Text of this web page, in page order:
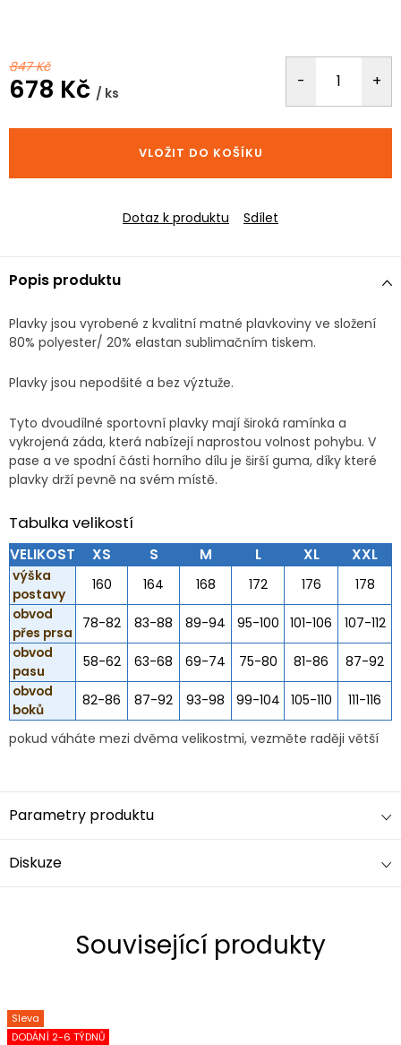
847 Kč
678 Kč / ks
cena:
VLOŽIT DO KOŠÍKU
Dotaz k produktu Sdílet
Popis produktu
Plavky jsou vyrobené z kvalitní matné plavkoviny ve složení
80% polyester/ 20% elastan sublimačním tiskem.
Plavky jsou nepodšité a bez výztuže.
Tyto dvoudílné sportovní plavky mají široká ramínka a
vykrojená záda, která nabízejí naprostou volnost pohybu. V
pase a ve spodní části horního dílu je širší guma, díky které
plavky drží pevně na svém místě.
Tabulka velikostí
VELIKOST XS S M L XL XXL
výška
postavy
160 164 168 172 176
178
obvod
přes prsa
78-82 83-88 89-94 95-100 101-106
107-112
obvod
pasu
58-62 63-68 69-74 75-80 81-86
87-92
obvod
boků
82-86 87-92 93-98 99-104 105-110 111-116
pokud váháte mezi dvěma velikostmi, vezměte raději větší
Parametry produktu
Diskuze
Související produkty
Sleva
DODÁNÍ 2-6 TÝDNŮ